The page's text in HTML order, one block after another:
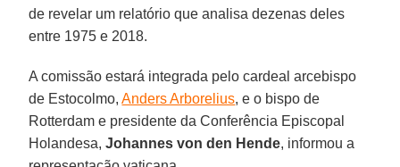
de revelar um relatório que analisa dezenas deles
entre 1975 e 2018.
A comissão estará integrada pelo cardeal arcebispo
de Estocolmo,Anders Arborelius, e o bispo de
Rotterdam e presidente da Conferência Episcopal
Holandesa,Johannes von den Hende, informou a